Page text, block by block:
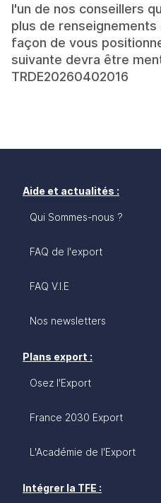
l'un de nos conseillers
plus de
façon de vous
suivante devra être
TRDE20260402016
Aide et actualités :
Qui Sommes-nous ?
FAQ de l'export
FAQ V.I.E
Nos newsletters
Plans export :
Osez l'Export
France 2030 Export
L'Académie de l'Export
Intégrer la TFE :